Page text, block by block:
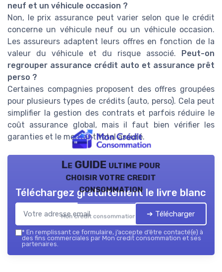
neuf et un véhicule occasion ?
Non, le prix assurance peut varier selon que le crédit
concerne un véhicule neuf ou un véhicule occasion.
Les assureurs adaptent leurs offres en fonction de la
valeur du véhicule et du risque associé.
Peut-on
regrouper assurance crédit auto et assurance prêt
perso ?
Certaines compagnies proposent des offres groupées
pour plusieurs types de crédits (auto, perso). Cela peut
simplifier la gestion des contrats et parfois réduire le
coût assurance global, mais il faut bien vérifier les
garanties et le montant total assuré.
Le GUIDE ultime pour
choisir votre credit
consommation
Mon credit consommation — 2026
Téléchargez gratuitement le livre blanc
➔ Télécharger
* En remplissant ce formulaire, j’accepte d’être contacté(e) à
des fins commerciales par Mon credit consommation et ses
partenaires.